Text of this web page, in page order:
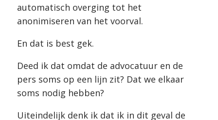
automatisch overging tot het
anonimiseren van het voorval.
En dat is best gek.
Deed ik dat omdat de advocatuur en de
pers soms op een lijn zit? Dat we elkaar
soms nodig hebben?
Uiteindelijk denk ik dat ik in dit geval de